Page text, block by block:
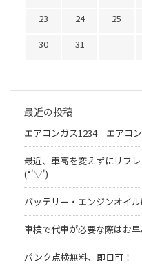
23
24 25
30
31
最近の投稿
エアコンガス1234 エアコ
最近、車高を変えずにリフ
(*'▽')
バッテリー・エンジンオイ
車検で代車が必要な際はお
パンク点検無料、即日可！